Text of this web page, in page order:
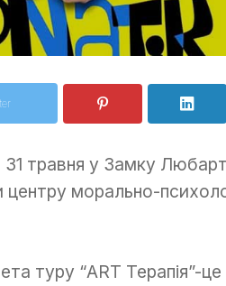
травня у Замку
морально-
туру “ART Терапія”-